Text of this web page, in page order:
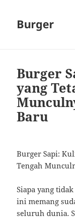
Burger
Burger
yang
Baru
Burger Sapi:
Tengah
Siapa yang
ini memang
seluruh dunia.